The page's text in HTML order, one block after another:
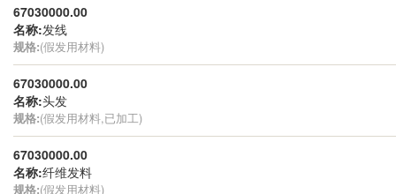
67030000.00
名称:发线
规格:(假发用材料)
67030000.00
名称:头发
规格:(假发用材料,已加工)
67030000.00
名称:纤维发料
规格:(假发用材料)